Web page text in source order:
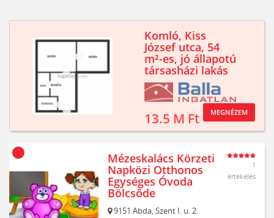
Komló, Kiss
József utca, 54
m²-es, jó állapotú
társasházi lakás
13.5 M Ft MEGNÉZEM
Mézeskalács Körzeti
Napközi Otthonos
Egységes Óvoda
Bölcsőde
9151 Abda,Szent I. u. 2.
1
értékelés